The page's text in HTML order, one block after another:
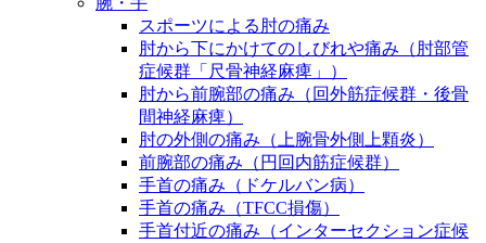
スポーツによる肘の痛み
肘から下にかけてのしびれや痛み（肘部管
症候群「尺骨神経麻痺」）
肘から前腕部の痛み（回外筋症候群・後骨
間神経麻痺）
肘の外側の痛み（上腕骨外側上顆炎）
前腕部の痛み（円回内筋症候群）
手首の痛み（ドケルバン病）
手首の痛み（TFCC損傷）
手首付近の痛み（インターセクション症候